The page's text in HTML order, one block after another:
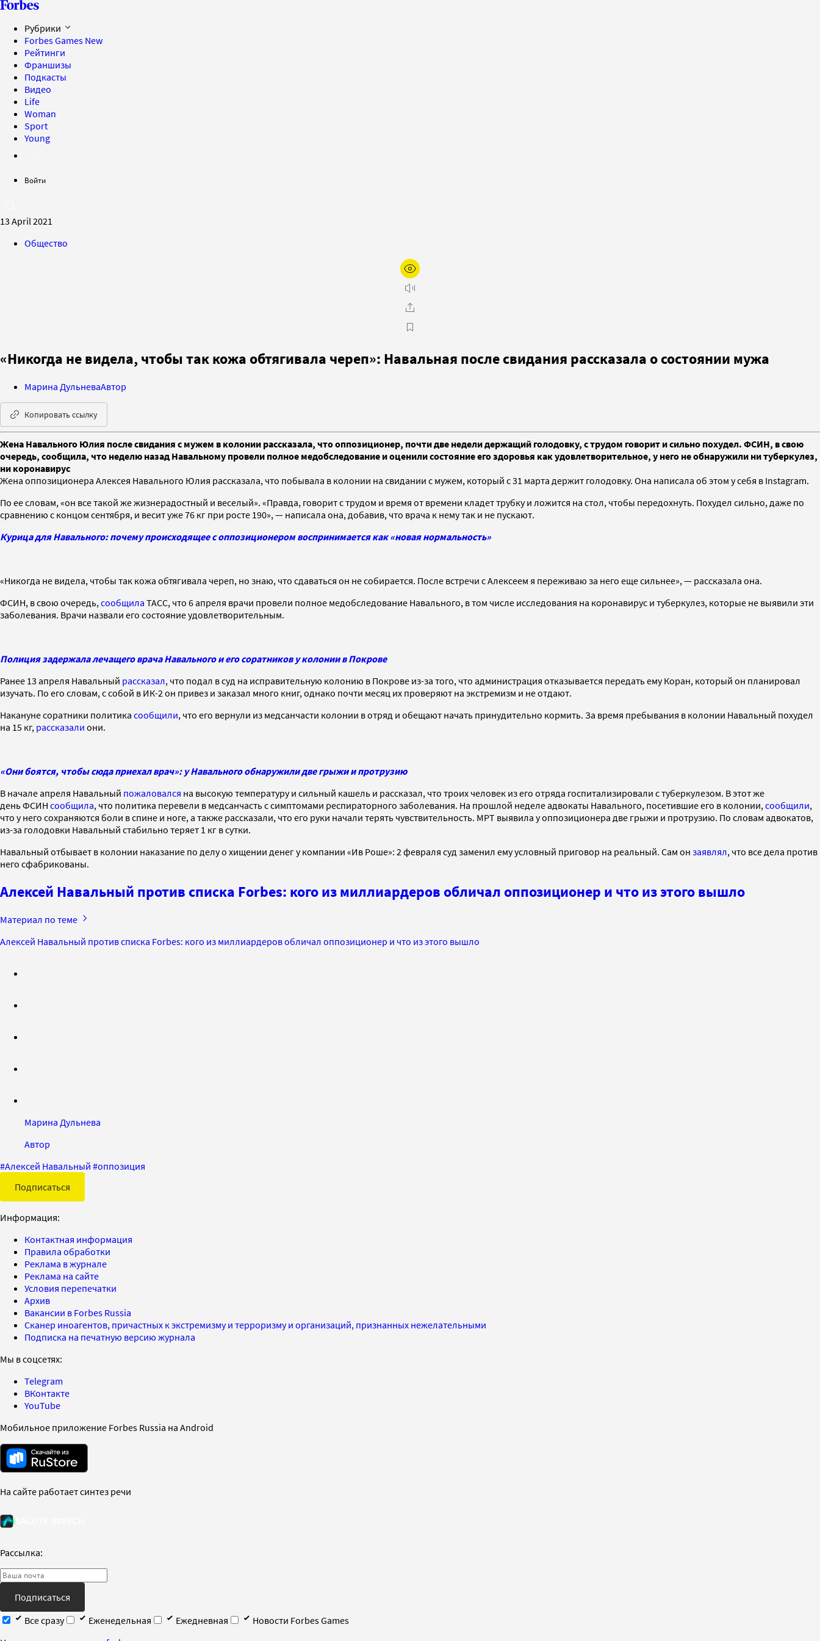
Рубрики
Forbes Games New
Рейтинги
Франшизы
Подкасты
Видео
Life
Woman
Sport
Young
Войти
13 April 2021
Общество
«Никогда не видела, чтобы так кожа обтягивала череп»: Навальная после свидания рассказала о состоянии мужа
Марина ДульневаАвтор
Копировать ссылку
Жена Навального Юлия после свидания с мужем в колонии рассказала, что оппозиционер, почти две недели держащий голодовку, с трудом говорит и сильно похудел. ФСИН, в свою
очередь, сообщила, что неделю назад Навальному провели полное медобследование и оценили состояние его здоровья как удовлетворительное, у него не обнаружили ни туберкулез,
ни коронавирус
Жена оппозиционера Алексея Навального Юлия рассказала, что побывала в колонии на свидании с мужем, который с 31 марта держит голодовку. Она написала об этом у себя в Instagram.
По ее словам, «он все такой же жизнерадостный и веселый». «Правда, говорит с трудом и время от времени кладет трубку и ложится на стол, чтобы передохнуть. Похудел сильно, даже по
сравнению с концом сентября, и весит уже 76 кг при росте 190», — написала она, добавив, что врача к нему так и не пускают.
Курица для Навального: почему происходящее с оппозиционером воспринимается как «новая нормальность»
«Никогда не видела, чтобы так кожа обтягивала череп, но знаю, что сдаваться он не собирается. После встречи с Алексеем я переживаю за него еще сильнее», — рассказала она.
ФСИН, в свою очередь, сообщила ТАСС, что 6 апреля врачи провели полное медобследование Навального, в том числе исследования на коронавирус и туберкулез, которые не выявили эти
заболевания. Врачи назвали его состояние удовлетворительным.
Полиция задержала лечащего врача Навального и его соратников у колонии в Покрове
Ранее 13 апреля Навальный рассказал, что подал в суд на исправительную колонию в Покрове из-за того, что администрация отказывается передать ему Коран, который он планировал
изучать. По его словам, с собой в ИК-2 он привез и заказал много книг, однако почти месяц их проверяют на экстремизм и не отдают.
Накануне соратники политика сообщили, что его вернули из медсанчасти колонии в отряд и обещают начать принудительно кормить. За время пребывания в колонии Навальный похудел
на 15 кг, рассказали они.
«Они боятся, чтобы сюда приехал врач»: у Навального обнаружили две грыжи и протрузию
В начале апреля Навальный пожаловался на высокую температуру и сильный кашель и рассказал, что троих человек из его отряда госпитализировали с туберкулезом. В этот же
день ФСИН сообщила, что политика перевели в медсанчасть с симптомами респираторного заболевания. На прошлой неделе адвокаты Навального, посетившие его в колонии, сообщили,
что у него сохраняются боли в спине и ноге, а также рассказали, что его руки начали терять чувствительность. МРТ выявила у оппозиционера две грыжи и протрузию. По словам адвокатов,
из-за голодовки Навальный стабильно теряет 1 кг в сутки.
Навальный отбывает в колонии наказание по делу о хищении денег у компании «Ив Роше»: 2 февраля суд заменил ему условный приговор на реальный. Сам он заявлял, что все дела против
него сфабрикованы.
Алексей Навальный против списка Forbes: кого из миллиардеров обличал оппозиционер и что из этого вышло
Материал по теме
Алексей Навальный против списка Forbes: кого из миллиардеров обличал оппозиционер и что из этого вышло
Марина Дульнева
Автор
#Алексей Навальный #оппозиция
Подписаться
Информация:
Контактная информация
Правила обработки
Реклама в журнале
Реклама на сайте
Условия перепечатки
Архив
Вакансии в Forbes Russia
Сканер иноагентов, причастных к экстремизму и терроризму и организаций, признанных нежелательными
Подписка на печатную версию журнала
Мы в соцсетях:
Telegram
ВКонтакте
YouTube
Мобильное приложение Forbes Russia на Android
На сайте работает синтез речи
Рассылка:
Подписаться
Все сразу
Еженедельная Ежедневная
Новости Forbes Games